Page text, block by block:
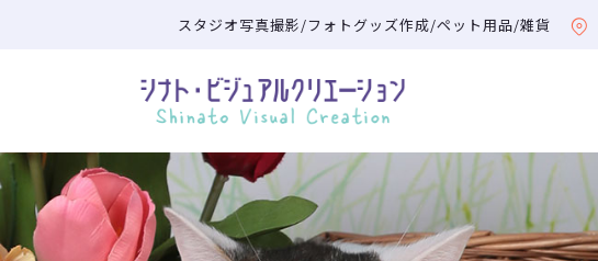
スタジオ写真撮影/フォトグッズ作成/ペット用品/雑貨